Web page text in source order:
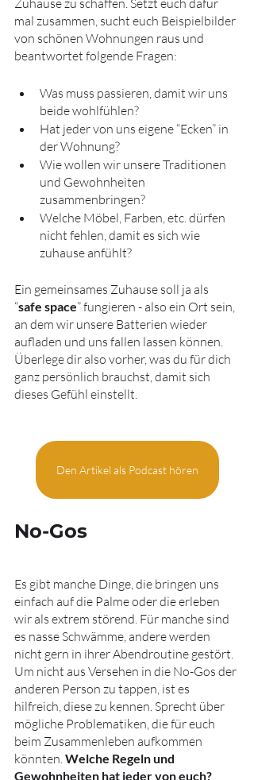
mal zusammen, sucht euch Beispielbilder
von schönen Wohnungen raus und
beantwortet folgende Fragen:
Was muss passieren, damit wir uns
beide wohlfühlen?
Hat jeder von uns eigene “Ecken” in
der Wohnung?
Wie wollen wir unsere Traditionen
und Gewohnheiten
zusammenbringen?
Welche Möbel, Farben, etc. dürfen
nicht fehlen, damit es sich wie
zuhause anfühlt?
Ein gemeinsames Zuhause soll ja als
“safe space” fungieren - also ein Ort sein,
an dem wir unsere Batterien wieder
aufladen und uns fallen lassen können.
Überlege dir also vorher, was du für dich
ganz persönlich brauchst, damit sich
dieses Gefühl einstellt.
Den Artikel als Podcast hören
No-Gos
Es gibt manche Dinge, die bringen uns
einfach auf die Palme oder die erleben
wir als extrem störend. Für manche sind
es nasse Schwämme, andere werden
nicht gern in ihrer Abendroutine gestört.
Um nicht aus Versehen in die No-Gos der
anderen Person zu tappen, ist es
hilfreich, diese zu kennen. Sprecht über
mögliche Problematiken, die für euch
beim Zusammenleben aufkommen
könnten. Welche Regeln und
Gewohnheiten hat jeder von euch?